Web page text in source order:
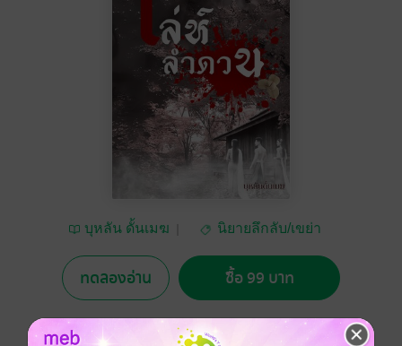
บุหลัน ดั้นเมฆ
นิยายลึกลับ/เขย่า
ทดลองอ่าน ซื้อ 99 บาท